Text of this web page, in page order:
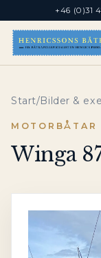
+46 (0)31
Start/Bilder &
MOTORBÅTAR
Winga